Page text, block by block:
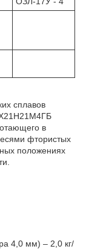
сплавов
в
фтористых
положениях
4,0 мм) – 2,0 кг/